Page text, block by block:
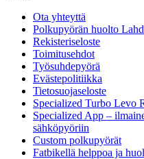
Ota yhteyttä
Polkupyörän huolto
Rekisteriseloste
Toimitusehdot
Työsuhdepyörä
Evästepolitiikka
Tietosuojaseloste
Specialized Turbo Levo
Specialized App –
sähköpyöriin
Custom polkupyörät
Fatbikellä helppoa ja